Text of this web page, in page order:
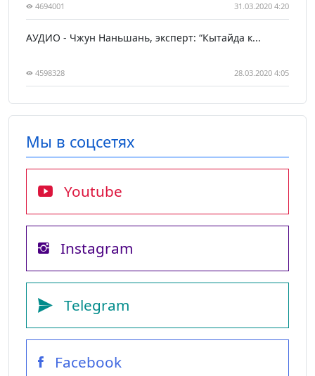
4694001 31.03.2020 4:20
АУДИО - Чжун Наньшань, эксперт: “Кытайда к...
4598328 28.03.2020 4:05
Мы в соцсетях
Youtube
Instagram
Telegram
Facebook